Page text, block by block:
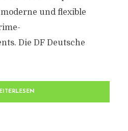
und flexible
Die DF Deutsche